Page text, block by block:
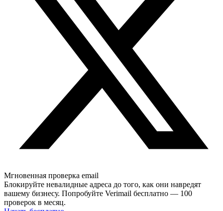
Мгновенная проверка email
Блокируйте невалидные адреса до того, как они навредят
вашему бизнесу. Попробуйте Verimail бесплатно — 100
проверок в месяц.